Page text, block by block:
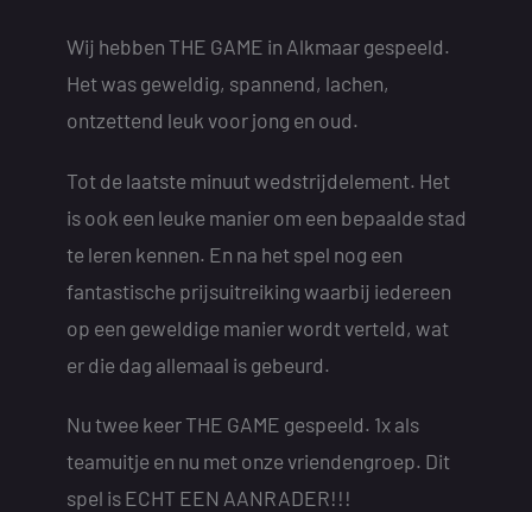
Wij hebben THE GAME in Alkmaar gespeeld.
Het was geweldig, spannend, lachen,
ontzettend leuk voor jong en oud.
Tot de laatste minuut wedstrijdelement. Het
is ook een leuke manier om een bepaalde stad
te leren kennen. En na het spel nog een
fantastische prijsuitreiking waarbij iedereen
op een geweldige manier wordt verteld, wat
er die dag allemaal is gebeurd.
Nu twee keer THE GAME gespeeld. 1x als
teamuitje en nu met onze vriendengroep. Dit
spel is ECHT EEN AANRADER!!!